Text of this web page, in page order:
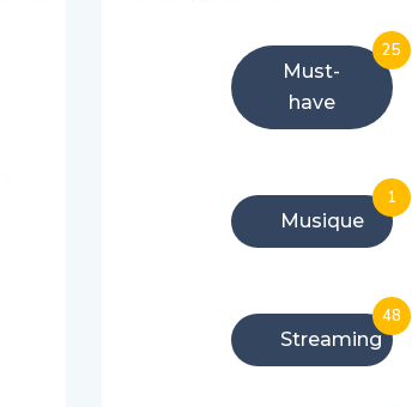
Must-
have
25
Musique
1
Streaming
48